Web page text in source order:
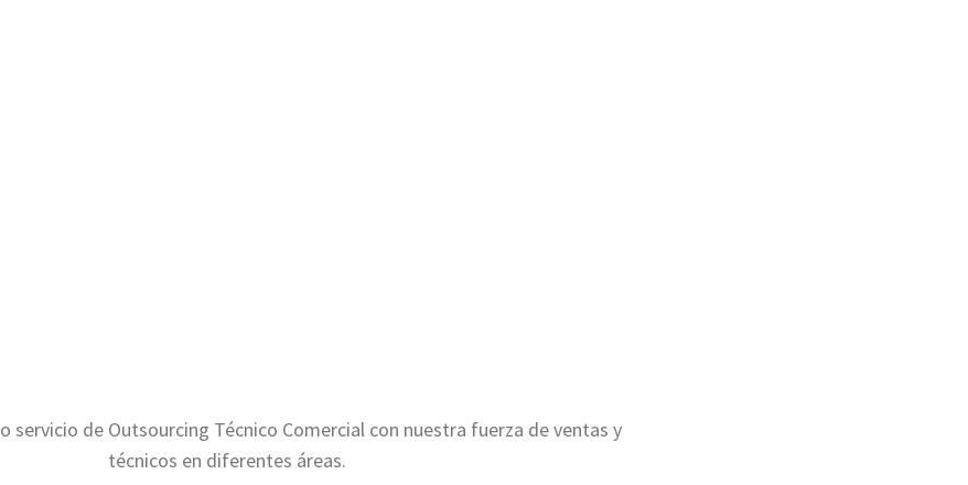
servicio de Outsourcing Técnico Comercial con nuestra fuerza de ventas y
técnicos en diferentes áreas.